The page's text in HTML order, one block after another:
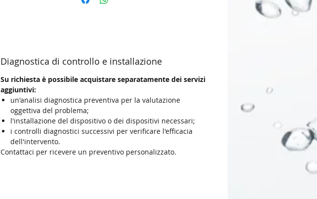
Diagnostica di controllo e installazione
Su richiesta è possibile acquistare separatamente dei servizi
aggiuntivi:
un'analisi diagnostica preventiva per la valutazione
oggettiva del problema;
l'installazione del dispositivo o dei dispositivi necessari;
i controlli diagnostici successivi per verificare l'efficacia
dell'intervento.
Contattaci per ricevere un preventivo personalizzato.